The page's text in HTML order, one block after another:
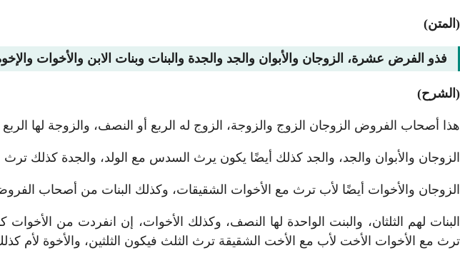
(المتن)
فذو الفرض عشرة، الزوجان والأبوان والجد والجدة والبنات وبنات الابن والأخوات
(الشرح)
هذا أصحاب الفروض الزوجان الزوج والزوجة، الزوج له الربع أو النصف، والزوجة لها
الزوجان والأبوان والجد، والجد كذلك أيضًا يكون يرث السدس مع الولد، والجدة كذلك
الزوجان والأخوات أيضًا لأب ترث مع الأخوات الشقيقات، وكذلك البنات من أصحاب
البنات لهم الثلثان، والبنت الواحدة لها النصف، وكذلك الأخوات، إن انفردت من
ترث مع الأخوات الأخت لأب مع الأخت الشقيقة ترث الثلث فيكون الثلثين، والأخوة لأم